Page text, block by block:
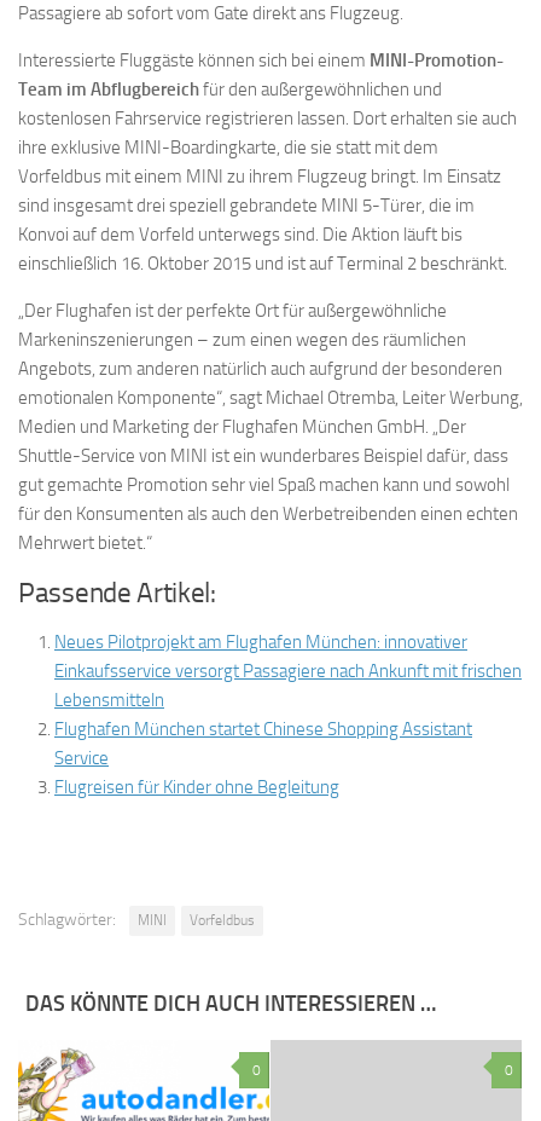
Passagiere ab sofort vom Gate direkt ans Flugzeug.
Interessierte Fluggäste können sich bei einem MINI-Promotion-
Team im Abflugbereichfür den außergewöhnlichen und
kostenlosen Fahrservice registrieren lassen. Dort erhalten sie auch
ihre exklusive MINI-Boardingkarte, die sie statt mit dem
Vorfeldbus mit einem MINI zu ihrem Flugzeug bringt. Im Einsatz
sind insgesamt drei speziell gebrandete MINI 5-Türer, die im
Konvoi auf dem Vorfeld unterwegs sind. Die Aktion läuft bis
einschließlich 16. Oktober 2015 und ist auf Terminal 2 beschränkt.
„Der Flughafen ist der perfekte Ort für außergewöhnliche
Markeninszenierungen – zum einen wegen des räumlichen
Angebots, zum anderen natürlich auch aufgrund der besonderen
emotionalen Komponente“, sagt Michael Otremba, Leiter Werbung,
Medien und Marketing der Flughafen München GmbH. „Der
Shuttle-Service von MINI ist ein wunderbares Beispiel dafür, dass
gut gemachte Promotion sehr viel Spaß machen kann und sowohl
für den Konsumenten als auch den Werbetreibenden einen echten
Mehrwert bietet.“
Passende Artikel:
Neues Pilotprojekt am Flughafen München: innovativer
Einkaufsservice versorgt Passagiere nach Ankunft mit frischen
Lebensmitteln
Flughafen München startet Chinese Shopping Assistant
Service
Flugreisen für Kinder ohne Begleitung
Schlagwörter: MINI Vorfeldbus
DAS KÖNNTE DICH AUCH INTERESSIEREN …
0 0